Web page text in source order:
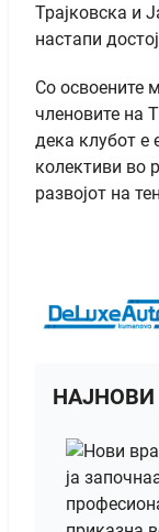
Трајковска и
настапи
Со освоените
членовите на
дека клубот е
колективи во
развојот на
НАЈНОВИ